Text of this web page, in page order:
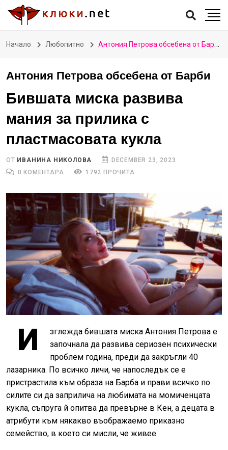
Начало Любопитно Антония Петрова обсебена от Барби
Антония Петрова обсебена от Барби
Бившата миска развива
мания за прилика с
пластмасовата кукла
ОТ ИВАНИНА НИКОЛОВА
DECEMBER 23, 2023
0 КОМЕНТАРА
1792 ПРОЧИТА
И
зглежда бившата миска Антония Петрова е
започнала да развива сериозен психически
проблем година, преди да закръгли 40
лазарника. По всичко личи, че напоследък се е
пристрастила към образа на Барба и прави всичко по
силите си да заприлича на любимата на момиченцата
кукла, съпруга й опитва да превърне в Кен, а децата в
атрибути към някакво въображаемо приказно
семейство, в което си мисли, че живее.